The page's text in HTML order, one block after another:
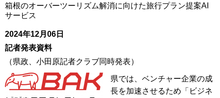
箱根のオーバーツーリズム解消に向けた旅行プラン提案AI
サービス
2024年12月06日
記者発表資料
（県政、小田原記者クラブ同時発表）
県では、ベンチャー企業の成
長を加速させるため「ビジネ